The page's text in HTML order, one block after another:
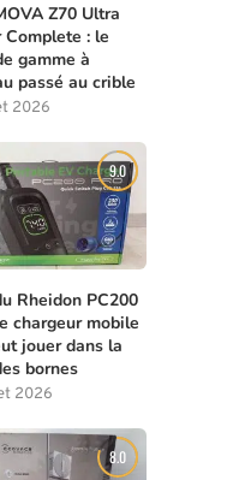
Z70 Ultra
Complete : le
gamme à
passé au crible
2026
9.0
Rheidon PC200
chargeur mobile
jouer dans la
bornes
2026
8.0